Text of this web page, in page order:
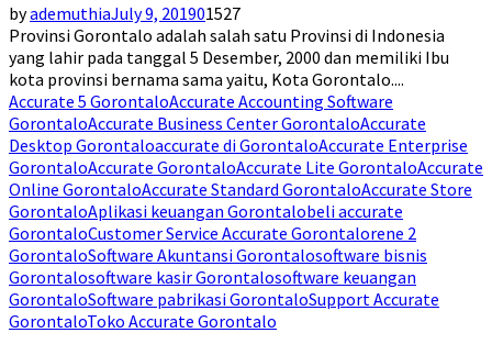
byademuthiaJuly 9, 201901527
Provinsi Gorontalo adalah salah satu Provinsi di Indonesia
yang lahir pada tanggal 5 Desember, 2000 dan memiliki Ibu
kota provinsi bernama sama yaitu, Kota Gorontalo....
Accurate 5 GorontaloAccurate Accounting Software
GorontaloAccurate Business Center GorontaloAccurate
Desktop Gorontaloaccurate di GorontaloAccurate Enterprise
GorontaloAccurate GorontaloAccurate Lite GorontaloAccurate
Online GorontaloAccurate Standard GorontaloAccurate Store
GorontaloAplikasi keuangan Gorontalobeli accurate
GorontaloCustomer Service Accurate Gorontalorene 2
GorontaloSoftware Akuntansi Gorontalosoftware bisnis
Gorontalosoftware kasir Gorontalosoftware keuangan
GorontaloSoftware pabrikasi GorontaloSupport Accurate
GorontaloToko Accurate Gorontalo